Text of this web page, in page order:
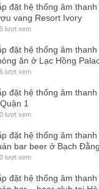
response and
edge
to highly
signal
was optimized to
combines a
with a horn-loaded
beryllium
allows the h-
multi-cabinet
đặt hệ thống âm
vang Resort Ivory
lượt xem
đặt hệ thống âm
ăn ở Lạc Hồng
lượt xem
đặt hệ thống âm
1
lượt xem
đặt hệ thống âm
bar beer ở Bạch
lượt xem
đặt hệ thống âm